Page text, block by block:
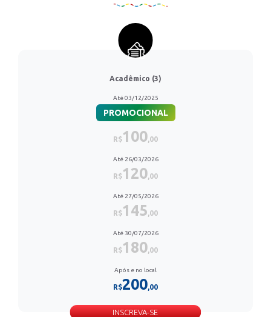
Acadêmico (3)
Até 03/12/2025
PROMOCIONAL
R$100,00
Até 26/03/2026
R$120,00
Até 27/05/2026
R$145,00
Até 30/07/2026
R$180,00
Após e no local
R$200,00
INSCREVA-SE